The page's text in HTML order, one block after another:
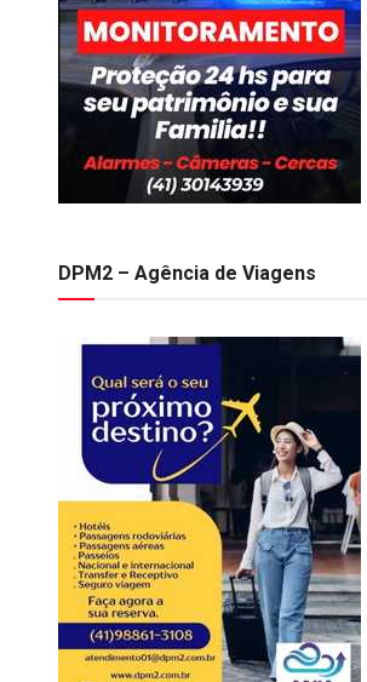
DPM2 – Agência de Viagens